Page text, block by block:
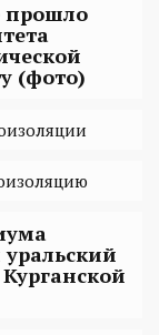
прошло
(фото)